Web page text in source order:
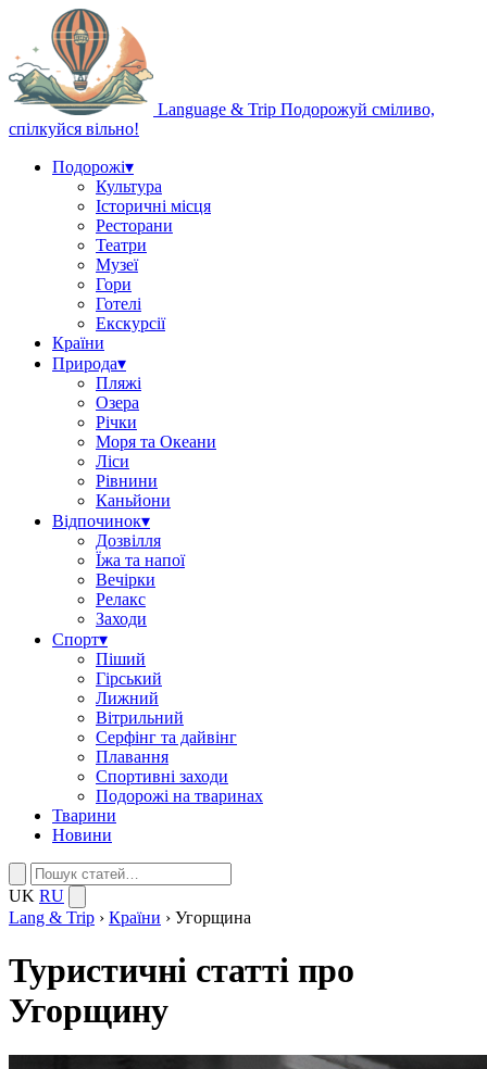
Language & Trip Подорожуй сміливо,
спілкуйся вільно!
Подорожі▾
Культура
Історичні місця
Ресторани
Театри
Музеї
Гори
Готелі
Екскурсії
Країни
Природа▾
Пляжі
Озера
Річки
Моря та Океани
Ліси
Рівнини
Каньйони
Відпочинок▾
Дозвілля
Їжа та напої
Вечірки
Релакс
Заходи
Спорт▾
Піший
Гірський
Лижний
Вітрильний
Серфінг та дайвінг
Плавання
Спортивні заходи
Подорожі на тваринах
Тварини
Новини
UK RU
Lang & Trip › Країни › Угорщина
Туристичні статті про
Угорщину